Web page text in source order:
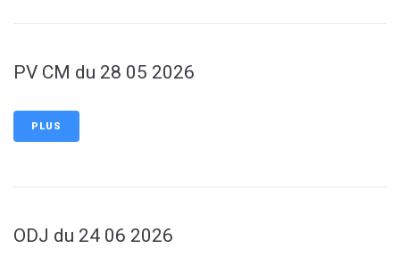
PV CM du 28 05 2026
PLUS
ODJ du 24 06 2026